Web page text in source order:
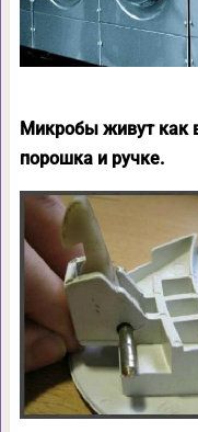
Микробы живут как
порошка и ручке.